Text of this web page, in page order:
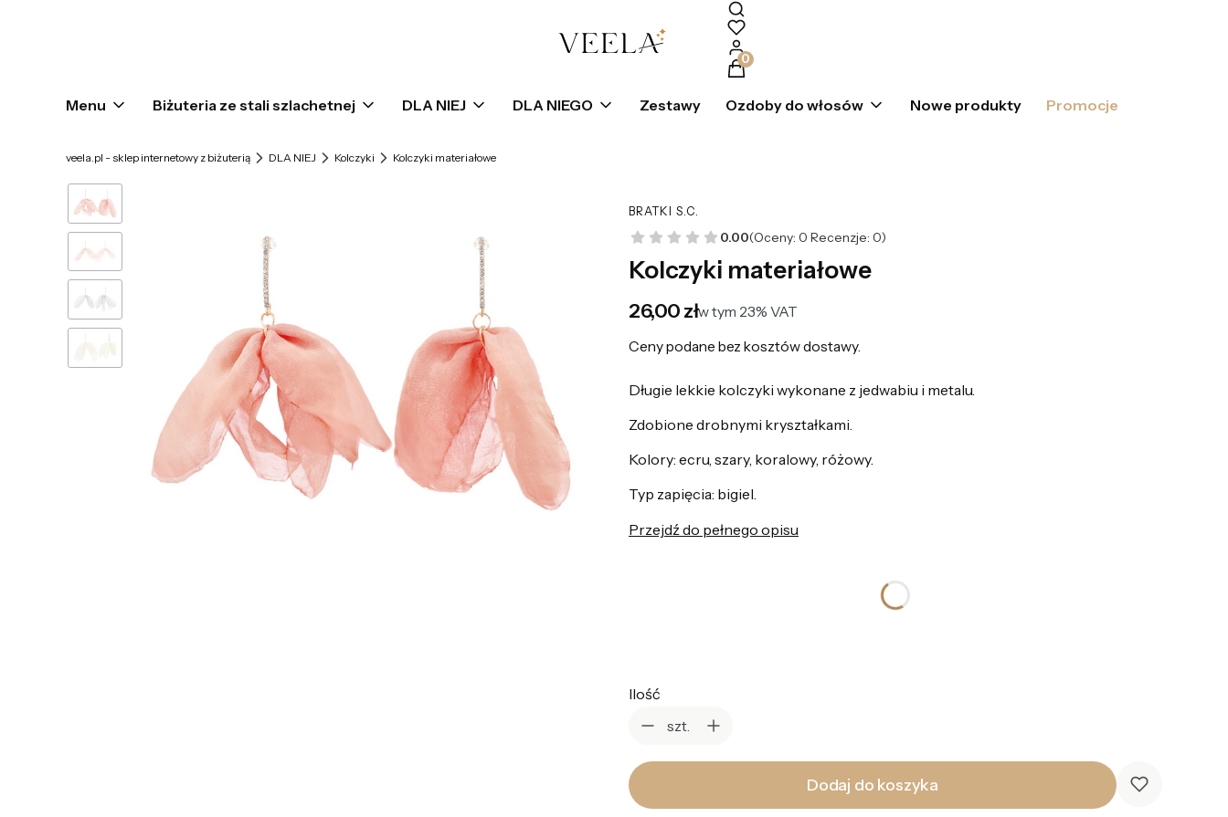
Produkty w koszyku: 0. Zobacz szczegóły
Menu Biżuteria ze stali szlachetnej DLA NIEJ DLA NIEGO Zestawy Ozdoby do włosów Nowe produkty Promocje
veela.pl - sklep internetowy z biżuterią DLA NIEJ Kolczyki Kolczyki materiałowe
BRATKI S.C.
0.00(Oceny: 0 Recenzje: 0)
Kolczyki materiałowe
Cena
26,00 złw tym 23% VAT
w tym 23% VAT
Ceny podane bez kosztów dostawy.
Długie lekkie kolczyki wykonane z jedwabiu i metalu.
Zdobione drobnymi kryształkami.
Kolory: ecru, szary, koralowy, różowy.
Typ zapięcia: bigiel.
Przejdź do pełnego opisu
Ilość
szt.
Dodaj do koszyka